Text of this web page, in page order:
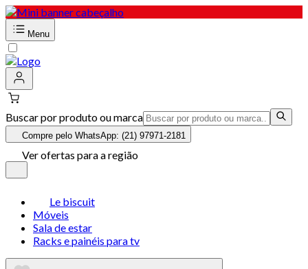
Menu
Buscar por produto ou marca
Compre pelo WhatsApp: (21) 97971-2181
Ver ofertas para a região
Le biscuit
Móveis
Sala de estar
Racks e painéis para tv